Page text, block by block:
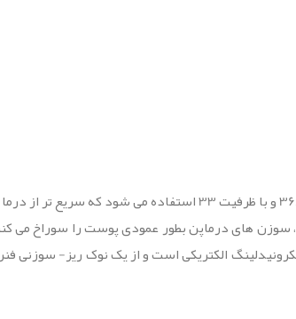
در درماپن از ریز- سوزن های با اندازه 36/12/9/7/5/3/1
های درماپن بطور عمودی پوست را سوراخ می